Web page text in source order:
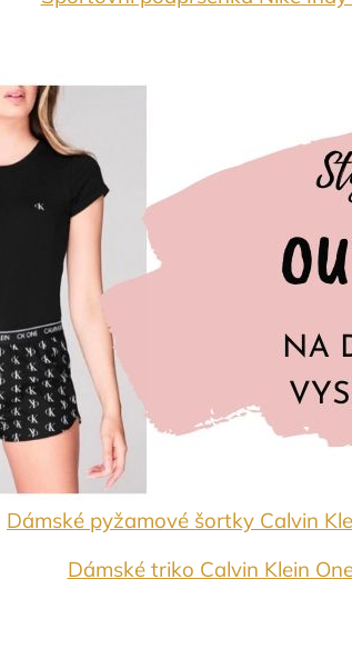
Dámské pyžamové šortky Calvin
Dámské triko Calvin Klein